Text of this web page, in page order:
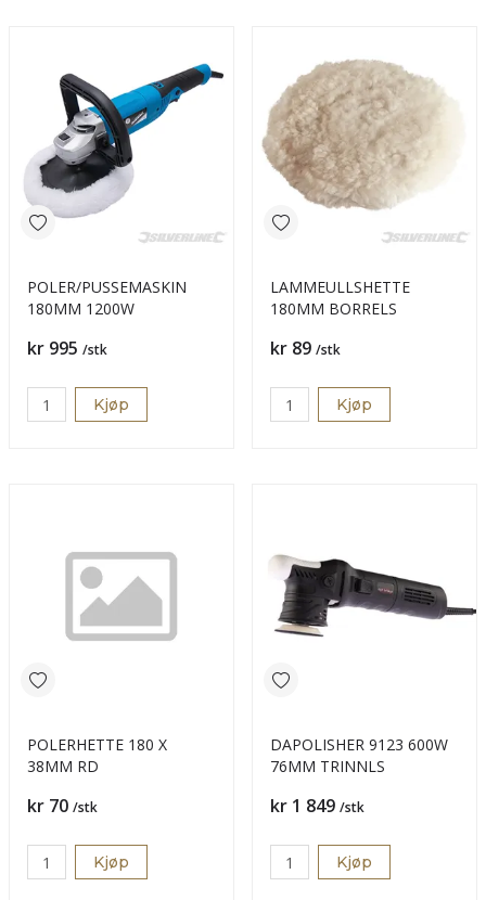
POLER/PUSSEMASKIN
180MM 1200W
Pris
kr 995 /stk
Kjøp
LAMMEULLSHETTE
180MM BORRELS
Pris
kr 89 /stk
Kjøp
POLERHETTE 180 X
38MM RD
Pris
kr 70 /stk
Kjøp
DAPOLISHER 9123 600W
76MM TRINNLS
Pris
kr 1 849 /stk
Kjøp